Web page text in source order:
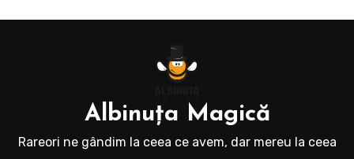
Albinuţa Magică
Rareori ne gândim la ceea ce avem, dar mereu la ceea